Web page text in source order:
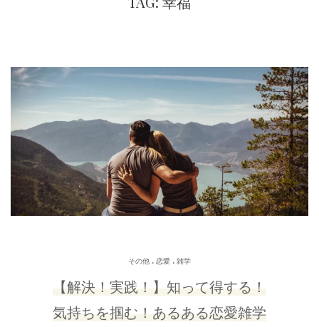
その他 . 恋愛 . 雑学
【解決！実践！】知って得する！
気持ちを掴む！あるある恋愛雑学